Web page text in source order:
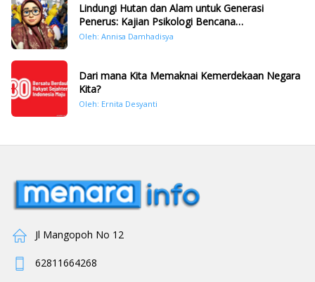
Lindungi Hutan dan Alam untuk Generasi
Penerus: Kajian Psikologi Bencana
Hidrometeorologi di Sumatera Pasca Tragedi
Oleh: Annisa Damhadisya
Dari mana Kita Memaknai Kemerdekaan Negara
Kita?
Oleh: Ernita Desyanti
Jl Mangopoh No 12
62811664268